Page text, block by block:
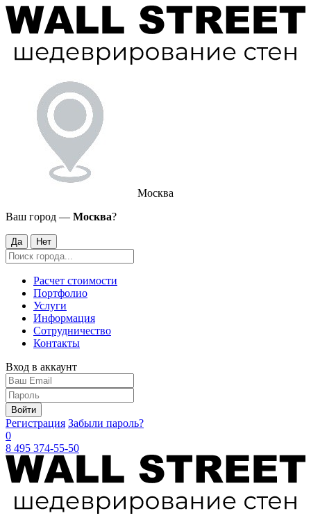
Москва
Ваш город — Москва?
Да Нет
Расчет стоимости
Портфолио
Услуги
Информация
Сотрудничество
Контакты
Вход в аккаунт
Войти
Регистрация Забыли пароль?
0
8 495 374-55-50